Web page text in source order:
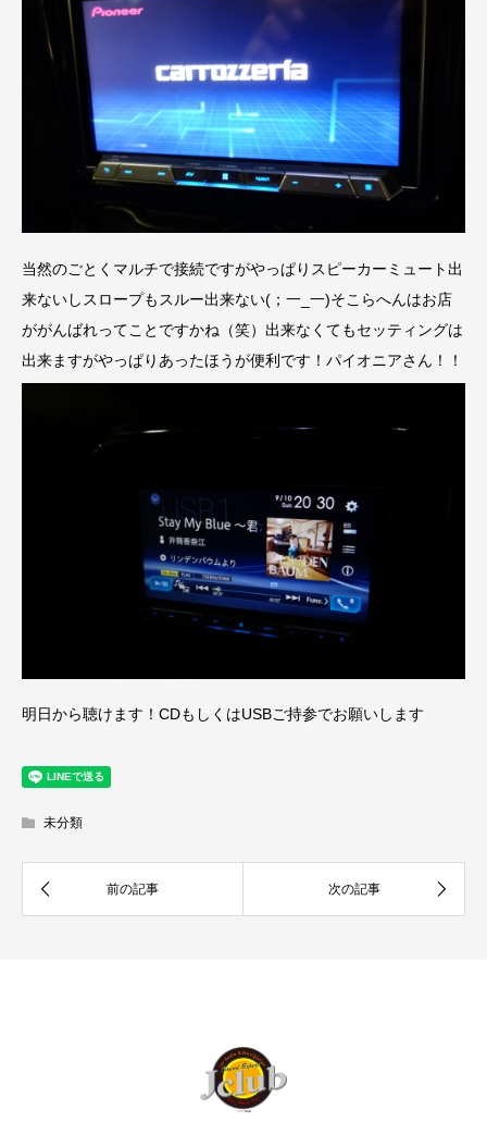
当然のごとくマルチで接続ですがやっぱりスピーカーミュート出
来ないしスロープもスルー出来ない(；一_一)そこらへんはお店
ががんばれってことですかね（笑）出来なくてもセッティングは
出来ますがやっぱりあったほうが便利です！パイオニアさん！！
明日から聴けます！CDもしくはUSBご持参でお願いします
未分類